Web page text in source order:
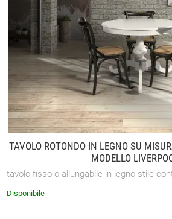
TAVOLO ROTONDO IN LEGNO SU
MODELLO
tavolo fisso o allungabile in legno stile
Disponibile